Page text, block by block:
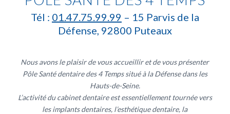
Tél : 01.47.75.99.99 – 15 Parvis de la
Défense, 92800 Puteaux
Nous avons le plaisir de vous accueillir et de vous présenter
Pôle Santé dentaire des 4 Temps situé à la Défense dans les
Hauts-de-Seine.
L’activité du cabinet dentaire est essentiellement tournée vers
les implants dentaires, l’esthétique dentaire, la